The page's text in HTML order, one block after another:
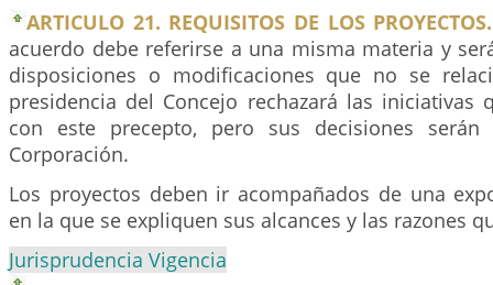
ARTICULO 21. REQUISITOS DE LOS PROYECTOS.
acuerdo debe referirse a una misma materia y
disposiciones o modificaciones que no se
presidencia del Concejo rechazará las iniciativas
con este precepto, pero sus decisiones
Corporación.
Los proyectos deben ir acompañados de una
en la que se expliquen sus alcances y las razones
Jurisprudencia Vigencia